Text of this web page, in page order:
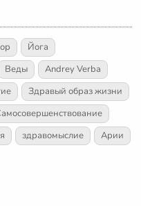
Йога
Веды
Andrey Verba
Здравый образ жизни
здравомыслие
Арии